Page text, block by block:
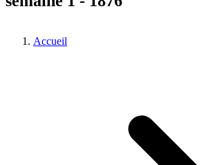
Accueil